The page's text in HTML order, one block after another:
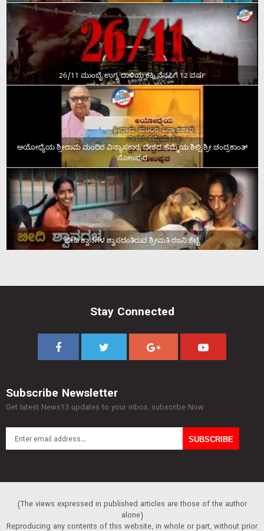
26/11 ಮುಂಬೈ ಉಗ್ರ ದಾಳಿಯ ಕಹಿ ನೆನಪಿಗೆ 12 ವರ್ಷ
ಅಯೋಧ್ಯೆಯ ಶ್ರೀರಾಮ ಮಂದಿರ ವಿನ್ಯಾಸಕಾರ, ದೇಶದ ಹೆಮ್ಮೆಯ ಶಿಲ್ಪಿ ಶ್ರೀ ಚಂದ್ರಕಾಂತ್‌
ಸೋಂಪುರ
ಬೀದಿ ಶ್ವಾನಗಳ ಶ್ವಾಸದಂತಿರುವ ಶ್ರೀಮತಿ ರಜನಿ ಶೆಟ್ಟಿ
Stay Connected
Subscribe Newsletter
Get latest News13 updates to your inbox. subscribe Now
(The views expressed in published articles are those of the author
alone)
Reproducing any contents of this website, in whole or part, without prior